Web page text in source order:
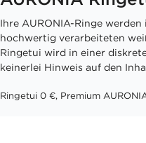
Ihre AURONIA-Ringe
hochwertig verarbeiteten
Ringetui wird in einer
keinerlei Hinweis auf den
Ringetui 0 €, Premium